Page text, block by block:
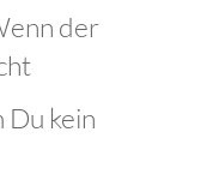
der
Du kein